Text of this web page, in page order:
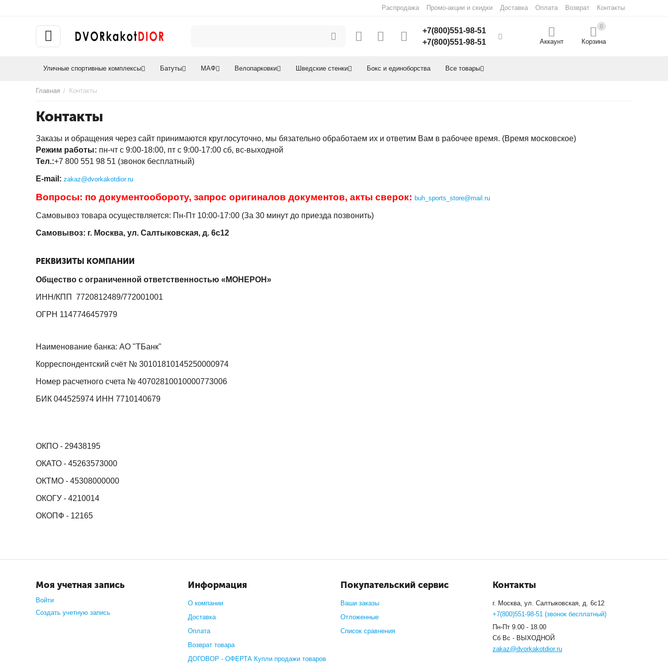
Распродажа Промо-акции и скидки Доставка Оплата Возврат Контакты
+7(800)551-98-51
+7(800)551-98-51
Аккаунт
0
Корзина
Уличные спортивные комплексы Батуты МАФ Велопарковки Шведские стенки Бокс и единоборства Все товары
Главная / Контакты
Контакты
Заказы и обращения через сайт принимаются круглосуточно, мы бязательно обработаем их и ответим Вам в рабочее время. (Время московское)
Режим работы: пн-чт c 9:00-18:00, пт с 9:00-17:00 сб, вс-выходной
Тел.:+7 800 551 98 51 (звонок бесплатный)
E-mail: zakaz@dvorkakotdior.ru
Вопросы: по документообороту, запрос оригиналов документов, акты сверок: buh_sports_store@mail.ru
Самовывоз товара осуществляется: Пн-Пт 10:00-17:00 (За 30 минут до приезда позвонить)
Самовывоз: г. Москва, ул. Салтыковская, д. 6с12
РЕКВИЗИТЫ КОМПАНИИ
Общество с ограниченной ответственностью «МОНЕРОН»
ИНН/КПП 7720812489/772001001
ОГРН 1147746457979
Наименование банка: АО "ТБанк"
Корреспондентский счёт № 30101810145250000974
Номер расчетного счета № 40702810010000773006
БИК 044525974 ИНН 7710140679
ОКПО - 29438195
ОКАТО - 45263573000
ОКТМО - 45308000000
ОКОГУ - 4210014
ОКОПФ - 12165
Моя учетная запись
Войти
Создать учетную запись
Информация
О компании
Доставка
Оплата
Возврат товара
ДОГОВОР - ОФЕРТА Купли продажи товаров
Покупательский сервис
Ваши заказы
Отложенные
Список сравнения
Контакты
г. Москва, ул. Салтыковская, д. 6с12
+7(800)551-98-51 (звонок бесплатный)
Пн-Пт 9.00 - 18.00
Сб Вс - ВЫХОДНОЙ
zakaz@dvorkakotdior.ru